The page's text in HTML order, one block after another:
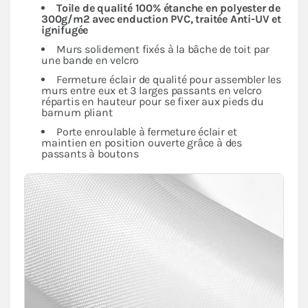
Toile de qualité 100% étanche en polyester de
300g/m2 avec enduction PVC, traitée Anti-UV et
ignifugée
Murs solidement fixés à la bâche de toit par
une bande en velcro
Fermeture éclair de qualité pour assembler les
murs entre eux et 3 larges passants en velcro
répartis en hauteur pour se fixer aux pieds du
barnum pliant
Porte enroulable à fermeture éclair et
maintien en position ouverte grâce à des
passants à boutons